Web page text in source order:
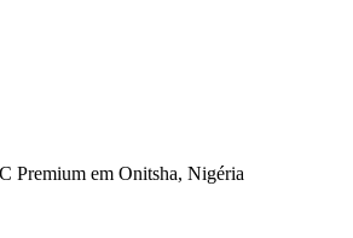
Premium em Onitsha, Nigéria